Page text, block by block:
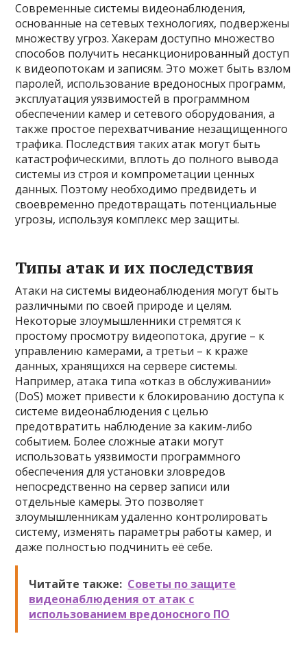
Современные системы видеонаблюдения,
основанные на сетевых технологиях, подвержены
множеству угроз. Хакерам доступно множество
способов получить несанкционированный доступ
к видеопотокам и записям. Это может быть взлом
паролей, использование вредоносных программ,
эксплуатация уязвимостей в программном
обеспечении камер и сетевого оборудования, а
также простое перехватчивание незащищенного
трафика. Последствия таких атак могут быть
катастрофическими, вплоть до полного вывода
системы из строя и компрометации ценных
данных. Поэтому необходимо предвидеть и
своевременно предотвращать потенциальные
угрозы, используя комплекс мер защиты.
Типы атак и их последствия
Атаки на системы видеонаблюдения могут быть
различными по своей природе и целям.
Некоторые злоумышленники стремятся к
простому просмотру видеопотока, другие – к
управлению камерами, а третьи – к краже
данных, хранящихся на сервере системы.
Например, атака типа «отказ в обслуживании»
(DoS) может привести к блокированию доступа к
системе видеонаблюдения с целью
предотвратить наблюдение за каким-либо
событием. Более сложные атаки могут
использовать уязвимости программного
обеспечения для установки зловредов
непосредственно на сервер записи или
отдельные камеры. Это позволяет
злоумышленникам удаленно контролировать
систему, изменять параметры работы камер, и
даже полностью подчинить её себе.
Читайте также: Советы по защите
видеонаблюдения от атак с
использованием вредоносного ПО